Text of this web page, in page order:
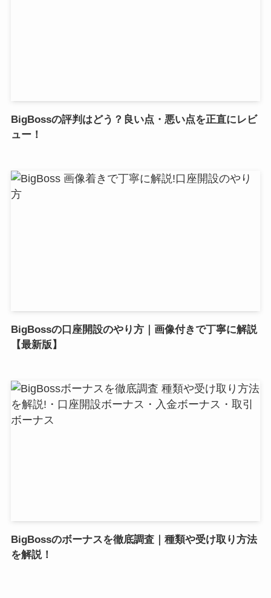
BigBossの評判はどう？良い点・悪い点を正直にレビ
ュー！
BigBossの口座開設のやり方｜画像付きで丁寧に解説
【最新版】
BigBossのボーナスを徹底調査｜種類や受け取り方法
を解説！